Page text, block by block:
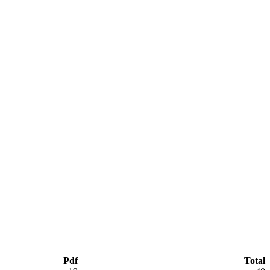
Pdf
Total